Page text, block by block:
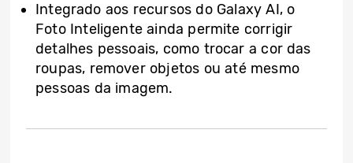
Integrado aos recursos do Galaxy AI, o
Foto Inteligente ainda permite corrigir
detalhes pessoais, como trocar a cor das
roupas, remover objetos ou até mesmo
pessoas da imagem.